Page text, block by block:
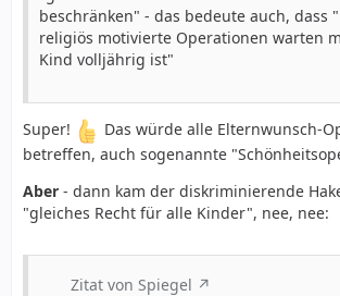
beschränken" - das bedeute auch, dass
religiös motivierte Operationen warten
Kind volljährig ist"
Super!
Das würde alle Elternwunsch-
betreffen, auch sogenannte
Aber - dann kam der diskriminierende
"gleiches Recht für alle Kinder", nee, nee:
Zitat von Spiegel